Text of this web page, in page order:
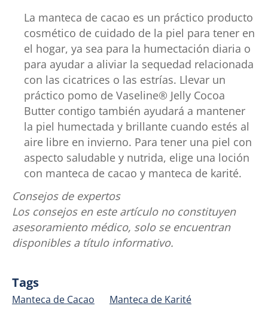
reseñas
La manteca de cacao es un práctico producto
cosmético de cuidado de la piel para tener en
el hogar, ya sea para la humectación diaria o
para ayudar a aliviar la sequedad relacionada
con las cicatrices o las estrías. Llevar un
práctico pomo de Vaseline® Jelly Cocoa
Butter contigo también ayudará a mantener
la piel humectada y brillante cuando estés al
aire libre en invierno. Para tener una piel con
aspecto saludable y nutrida, elige una loción
con manteca de cacao y manteca de karité.
Consejos de expertos
Los consejos en este artículo no constituyen
asesoramiento médico, solo se encuentran
disponibles a título informativo.
Tags
Manteca de Cacao Manteca de Karité